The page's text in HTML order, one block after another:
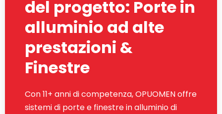
del progetto: Porte in
alluminio ad alte
prestazioni &
Finestre
Con 11+ anni di competenza, OPUOMEN offre
sistemi di porte e finestre in alluminio di